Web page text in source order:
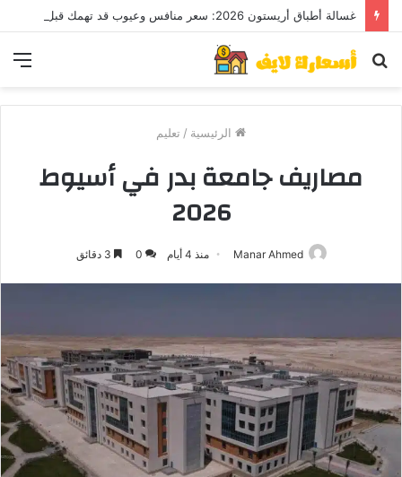
بحث
الرئيسية / تعليم
مصاريف جامعة بدر في أسيوط
2026
Manar Ahmed منذ 4 أيام 0